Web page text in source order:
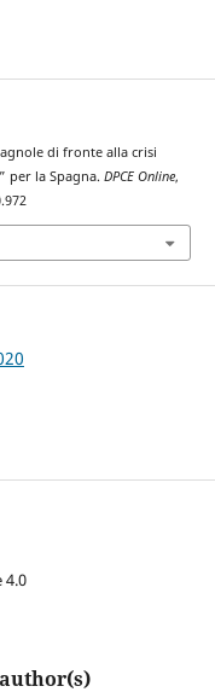
di fronte alla crisi
per la Spagna. DPCE Online,
4.0